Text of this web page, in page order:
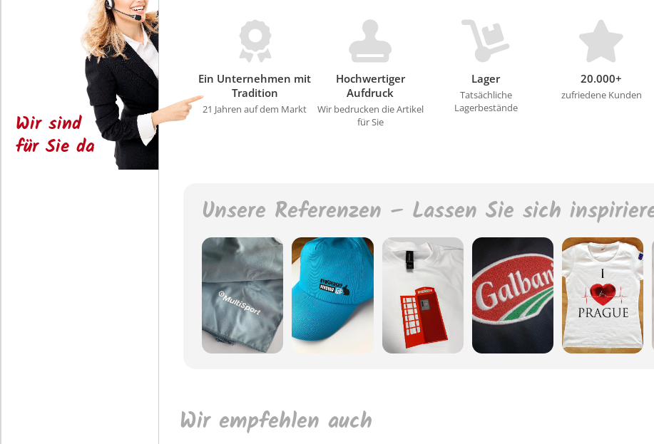
Wir sind
für Sie da
Ein Unternehmen mit
Tradition
21 Jahren auf dem Markt
Hochwertiger
Aufdruck
Wir bedrucken die Artikel
für Sie
Lager
Tatsächliche
Lagerbestände
20.000+
zufriedene Kunden
Unsere Referenzen – Lassen Sie sich
Wir empfehlen auch